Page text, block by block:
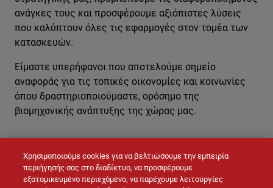
ΕΠΙΚΟΙΝΩΝΉΣΤΕ ΜΑΖΊ ΜΑΣ
ανάγκες τους και προσφέρουμε αξιόπιστες λύσεις
που καλύπτουν όλες τις εφαρμογές στον τομέα των
κατασκευών.
Είμαστε υπερήφανοι που αποτελούμε σημείο
αναφοράς για τις τοπικές οικονομίες και κοινωνίες
όπου δραστηριοποιούμαστε, ορόσημο της
βιομηχανικής ανάπτυξης της χώρας μας.
Χρησιμοποιούμε cookies για να βελτιώσουμε την εμπειρία
περιήγησής σας στο διαδίκτυο, να προσφέρουμε
εξατομικευμένο περιεχόμενο, να παρέχουμε λειτουργίες